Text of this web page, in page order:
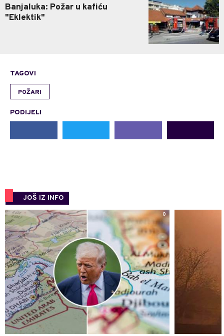
Banjaluka: Požar u kafiću
"Eklektik"
TAGOVI
POŽARI
PODIJELI
JOŠ IZ INFO
0